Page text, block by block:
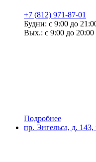
+7 (812) 971-87-01
Будни: с 9:00 до
Вых.: с 9:00 до 20:00
Подробнее
пр. Энгельса, д. 143,